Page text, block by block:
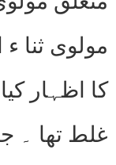
مولوی
کا اظہار
غلط تھا